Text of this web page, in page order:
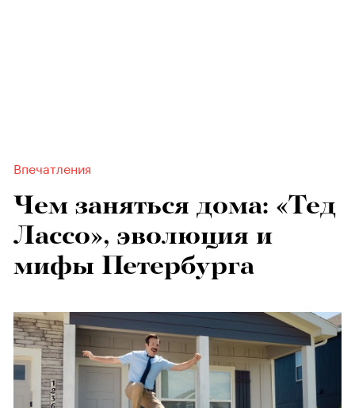
Впечатления
Чем заняться дома: «Тед
Лассо», эволюция и
мифы Петербурга